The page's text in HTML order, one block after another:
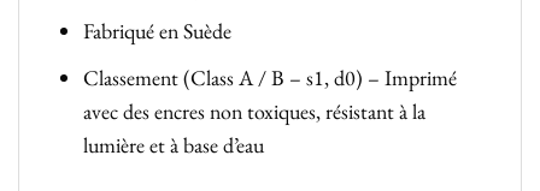
Fabriqué en Suède
Classement (Class A / B – s1, d0) – Imprimé
avec des encres non toxiques, résistant à la
lumière et à base d’eau